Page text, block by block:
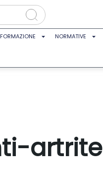
FORMAZIONE NORMATIVE
artrite